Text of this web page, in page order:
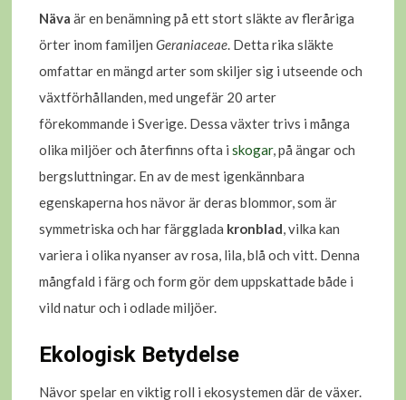
Näva är en benämning på ett stort släkte av fleråriga
örter inom familjenGeraniaceae. Detta rika släkte
omfattar en mängd arter som skiljer sig i utseende och
växtförhållanden, med ungefär 20 arter
förekommande i Sverige. Dessa växter trivs i många
olika miljöer och återfinns ofta iskogar, på ängar och
bergsluttningar. En av de mest igenkännbara
egenskaperna hos nävor är deras blommor, som är
symmetriska och har färgglada kronblad, vilka kan
variera i olika nyanser av rosa, lila, blå och vitt. Denna
mångfald i färg och form gör dem uppskattade både i
vild natur och i odlade miljöer.
Ekologisk Betydelse
Nävor spelar en viktig roll i ekosystemen där de växer.